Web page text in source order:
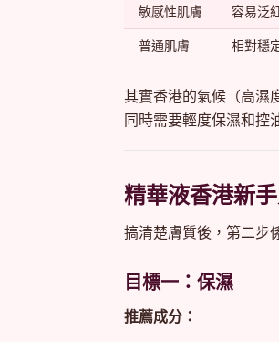
敏感性肌膚
容易泛
普通肌膚
相對穩
其實香港的氣候（高濕
同時需要輕度保濕和控
精華液香港新
搞清楚膚質後，第二步
目標一：保濕
推薦成分：